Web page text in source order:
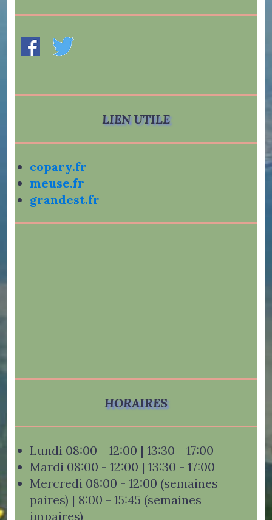
LIEN UTILE
copary.fr
meuse.fr
grandest.fr
HORAIRES
Lundi 08:00 - 12:00 | 13:30 - 17:00
Mardi 08:00 - 12:00 | 13:30 - 17:00
Mercredi 08:00 - 12:00 (semaines
paires) | 8:00 - 15:45 (semaines
impaires)